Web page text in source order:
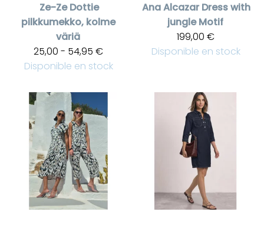
Ze-Ze Dottie
pilkkumekko, kolme
väriä
25,00 - 54,95 €
Disponible en stock
Ana Alcazar Dress with
jungle Motif
199,00 €
Disponible en stock